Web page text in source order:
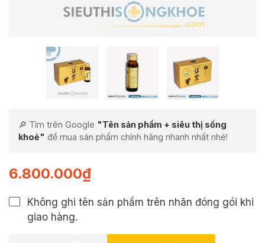
🔎 Tìm trên Google "Tên sản phẩm + siêu thị sống
khoẻ" để mua sản phẩm chính hãng nhanh nhất nhé!
6.800.000₫
Không ghi tên sản phẩm trên nhãn đóng gói khi
giao hàng.